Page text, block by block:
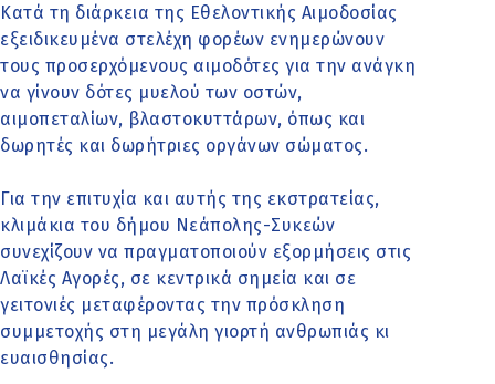
Κατά τη διάρκεια της Εθελοντικής Αιμοδοσίας
εξειδικευμένα στελέχη φορέων ενημερώνουν
τους προσερχόμενους αιμοδότες για την ανάγκη
να γίνουν δότες μυελού των οστών,
αιμοπεταλίων, βλαστοκυττάρων, όπως και
δωρητές και δωρήτριες οργάνων σώματος.
Για την επιτυχία και αυτής της εκστρατείας,
κλιμάκια του δήμου Νεάπολης-Συκεών
συνεχίζουν να πραγματοποιούν εξορμήσεις στις
Λαϊκές Αγορές, σε κεντρικά σημεία και σε
γειτονιές μεταφέροντας την πρόσκληση
συμμετοχής στη μεγάλη γιορτή ανθρωπιάς κι
ευαισθησίας.